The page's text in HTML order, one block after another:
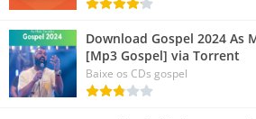
Download Gospel 2024 As
[Mp3 Gospel] via Torrent
Baixe os CDs gospel